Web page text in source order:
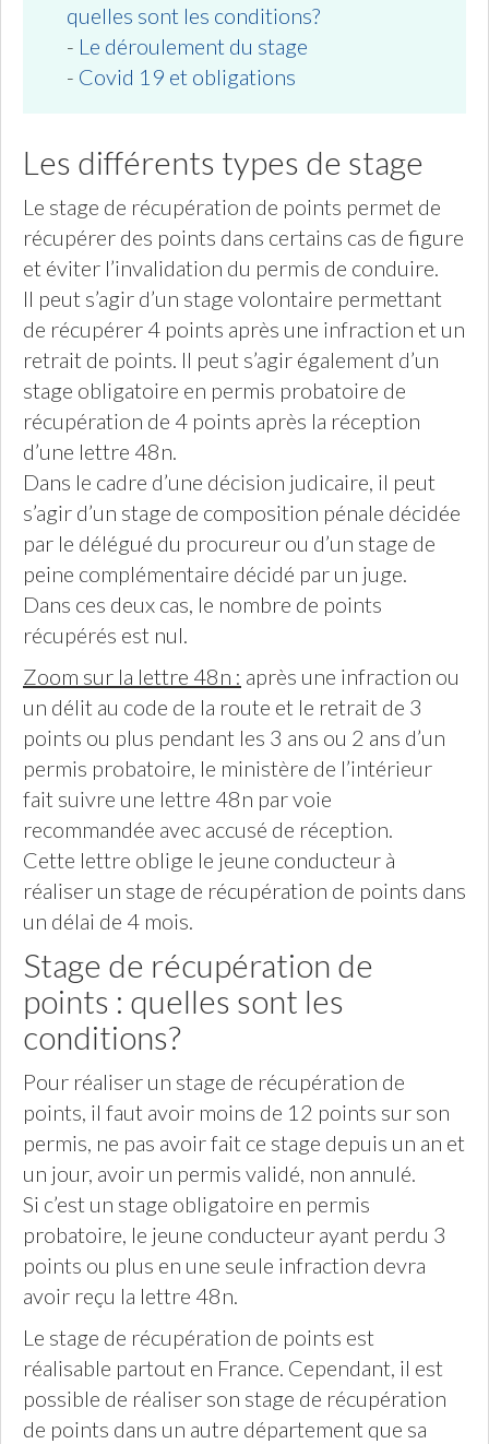
quelles sont les conditions?
- Le déroulement du stage
- Covid 19 et obligations
Les différents types de stage
Le stage de récupération de points permet de
récupérer des points dans certains cas de figure
et éviter l’invalidation du permis de conduire.
Il peut s’agir d’un stage volontaire permettant
de récupérer 4 points après une infraction et un
retrait de points. Il peut s’agir également d’un
stage obligatoire en permis probatoire de
récupération de 4 points après la réception
d’une lettre 48n.
Dans le cadre d’une décision judicaire, il peut
s’agir d’un stage de composition pénale décidée
par le délégué du procureur ou d’un stage de
peine complémentaire décidé par un juge.
Dans ces deux cas, le nombre de points
récupérés est nul.
Zoom sur la lettre 48n : après une infraction ou
un délit au code de la route et le retrait de 3
points ou plus pendant les 3 ans ou 2 ans d’un
permis probatoire, le ministère de l’intérieur
fait suivre une lettre 48n par voie
recommandée avec accusé de réception.
Cette lettre oblige le jeune conducteur à
réaliser un stage de récupération de points dans
un délai de 4 mois.
Stage de récupération de
points : quelles sont les
conditions?
Pour réaliser un stage de récupération de
points, il faut avoir moins de 12 points sur son
permis, ne pas avoir fait ce stage depuis un an et
un jour, avoir un permis validé, non annulé.
Si c’est un stage obligatoire en permis
probatoire, le jeune conducteur ayant perdu 3
points ou plus en une seule infraction devra
avoir reçu la lettre 48n.
Le stage de récupération de points est
réalisable partout en France. Cependant, il est
possible de réaliser son stage de récupération
de points dans un autre département que sa